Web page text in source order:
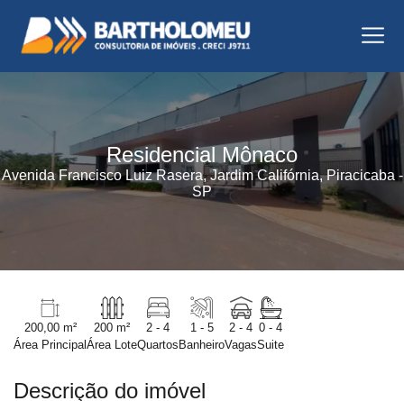
Residencial Mônaco
Avenida Francisco Luiz Rasera, Jardim Califórnia, Piracicaba -
SP
200,00 m²
Área Principal
200 m²
Área Lote
2 - 4
Quartos
1 - 5
Banheiro
2 - 4
Vagas
0 - 4
Suite
Descrição do imóvel